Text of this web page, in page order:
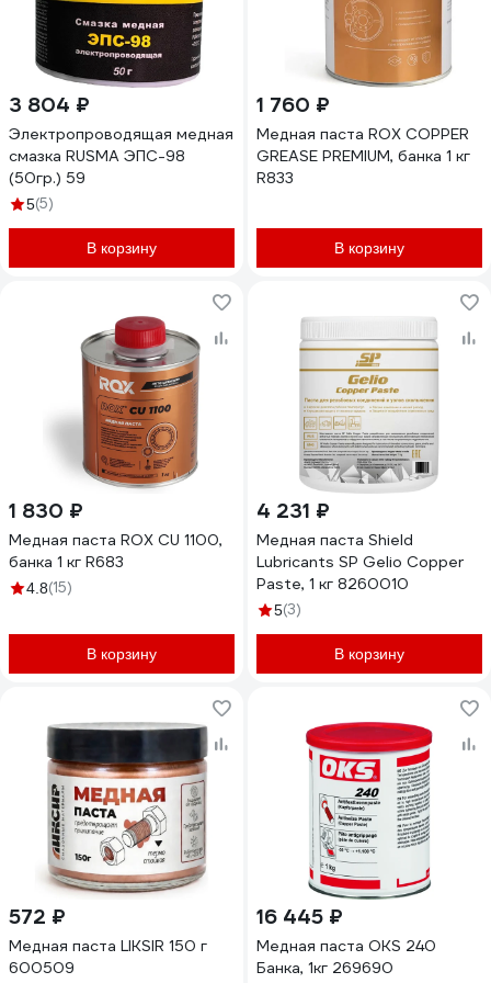
3 804 ₽
Электропроводящая медная
смазка RUSMA ЭПС-98
(50гр.) 59
5(5)
В корзину
1 760 ₽
Медная паста ROX COPPER
GREASE PREMIUM, банка 1 кг
R833
В корзину
1 830 ₽
Медная паста ROX CU 1100,
банка 1 кг R683
4.8(15)
В корзину
4 231 ₽
Медная паста Shield
Lubricants SP Gelio Copper
Paste, 1 кг 8260010
5(3)
В корзину
572 ₽
Медная паста LIKSIR 150 г
600509
16 445 ₽
Медная паста OKS 240
Банка, 1кг 269690